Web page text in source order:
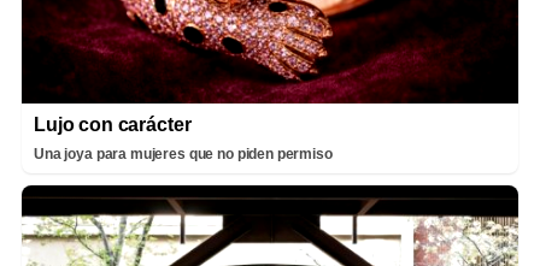
Lujo con carácter
Una joya para mujeres que no piden permiso